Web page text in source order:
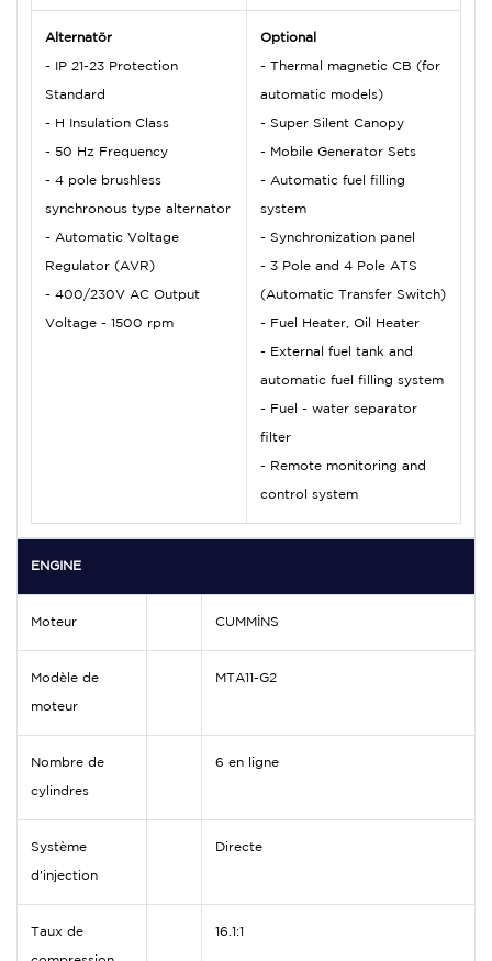
Alternatör
- IP 21-23 Protection
Standard
- H Insulation Class
- 50 Hz Frequency
- 4 pole brushless
synchronous type alternator
- Automatic Voltage
Regulator (AVR)
- 400/230V AC Output
Voltage - 1500 rpm
Optional
- Thermal magnetic CB (for
automatic models)
- Super Silent Canopy
- Mobile Generator Sets
- Automatic fuel filling
system
- Synchronization panel
- 3 Pole and 4 Pole ATS
(Automatic Transfer Switch)
- Fuel Heater, Oil Heater
- External fuel tank and
automatic fuel filling system
- Fuel - water separator
filter
- Remote monitoring and
control system
ENGINE
Moteur CUMMİNS
Modèle de
moteur
MTA11-G2
Nombre de
cylindres
6 en ligne
Système
d'injection
Directe
Taux de 16.1:1